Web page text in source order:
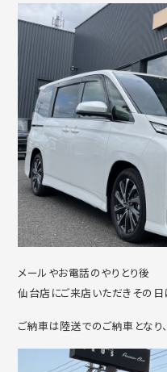
メールやお電話のやりとり後
仙台店にご来店いただきその日
ご納車は陸送でのご納車となり、